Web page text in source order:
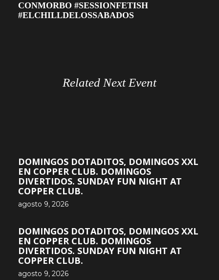
CONMORBO #SESSIONFETISH
#ELCHILLDELOSSABADOS
Related Next Event
DOMINGOS DOTADITOS, DOMINGOS XXL
EN COPPER CLUB. DOMINGOS
DIVERTIDOS. SUNDAY FUN NIGHT AT
COPPER CLUB.
agosto 9, 2026
DOMINGOS DOTADITOS, DOMINGOS XXL
EN COPPER CLUB. DOMINGOS
DIVERTIDOS. SUNDAY FUN NIGHT AT
COPPER CLUB.
agosto 9, 2026